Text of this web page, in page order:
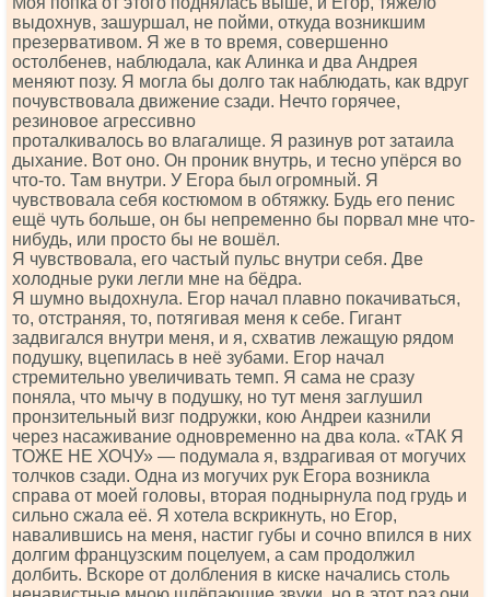
выдохнув, зашуршал, не пойми, откуда возникшим
презервативом. Я же в то время, совершенно
остолбенев, наблюдала, как Алинка и два Андрея
меняют позу. Я могла бы долго так наблюдать, как вдруг
почувствовала движение сзади. Нечто горячее,
резиновое агрессивно
проталкивалось во влагалище. Я разинув рот затаила
дыхание. Вот оно. Он проник внутрь, и тесно упёрся во
что-то. Там внутри. У Егора был огромный. Я
чувствовала себя костюмом в обтяжку. Будь его пенис
ещё чуть больше, он бы непременно бы порвал мне что-
нибудь, или просто бы не вошёл.
Я чувствовала, его частый пульс внутри себя. Две
холодные руки легли мне на бёдра.
Я шумно выдохнула. Егор начал плавно покачиваться,
то, отстраняя, то, потягивая меня к себе. Гигант
задвигался внутри меня, и я, схватив лежащую рядом
подушку, вцепилась в неё зубами. Егор начал
стремительно увеличивать темп. Я сама не сразу
поняла, что мычу в подушку, но тут меня заглушил
пронзительный визг подружки, кою Андреи казнили
через насаживание одновременно на два кола. «ТАК Я
ТОЖЕ НЕ ХОЧУ» — подумала я, вздрагивая от могучих
толчков сзади. Одна из могучих рук Егора возникла
справа от моей головы, вторая поднырнула под грудь и
сильно сжала её. Я хотела вскрикнуть, но Егор,
навалившись на меня, настиг губы и сочно впился в них
долгим французским поцелуем, а сам продолжил
долбить. Вскоре от долбления в киске начались столь